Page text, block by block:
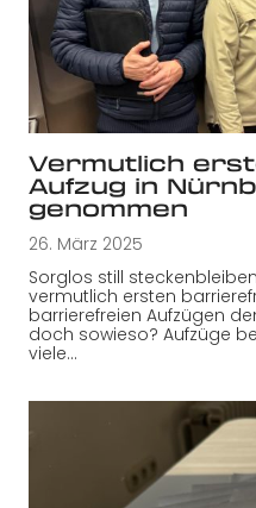
Vermutlich
Aufzug in
genommen
26. März 2025
Sorglos still
vermutlich ersten
barrierefreien Aufzügen
doch sowieso? Aufzüge
viele…